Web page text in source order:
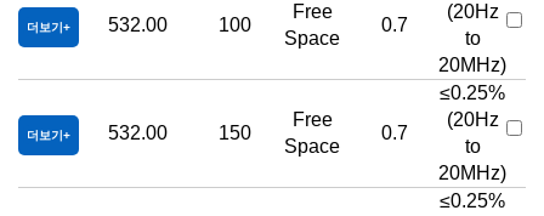
더보기 532.00 100
Free
Space
0.7
(20Hz
to
20MHz)
더보기 532.00 150
Free
Space
0.7
≤0.25%
(20Hz
to
20MHz)
≤0.25%